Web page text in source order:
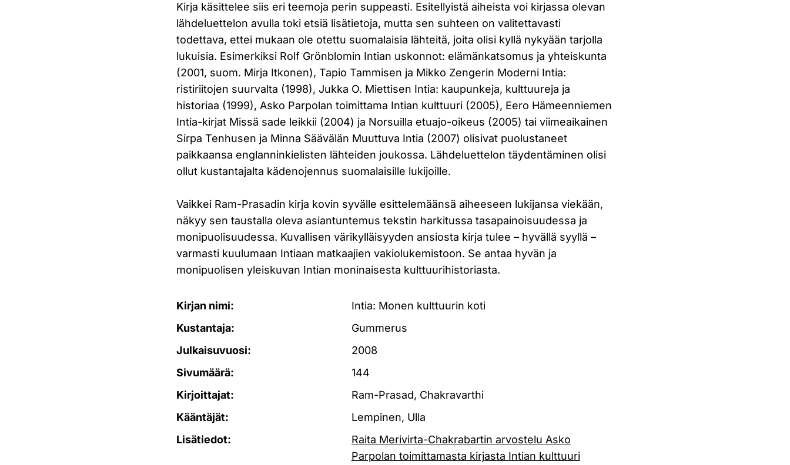
Kirja käsittelee siis eri teemoja perin suppeasti. Esitellyistä aiheista voi kirjassa olevan
lähdeluettelon avulla toki etsiä lisätietoja, mutta sen suhteen on valitettavasti
todettava, ettei mukaan ole otettu suomalaisia lähteitä, joita olisi kyllä nykyään tarjolla
lukuisia. Esimerkiksi Rolf Grönblomin Intian uskonnot: elämänkatsomus ja yhteiskunta
(2001, suom. Mirja Itkonen), Tapio Tammisen ja Mikko Zengerin Moderni Intia:
ristiriitojen suurvalta (1998), Jukka O. Miettisen Intia: kaupunkeja, kulttuureja ja
historiaa (1999), Asko Parpolan toimittama Intian kulttuuri (2005), Eero Hämeenniemen
Intia-kirjat Missä sade leikkii (2004) ja Norsuilla etuajo-oikeus (2005) tai viimeaikainen
Sirpa Tenhusen ja Minna Säävälän Muuttuva Intia (2007) olisivat puolustaneet
paikkaansa englanninkielisten lähteiden joukossa. Lähdeluettelon täydentäminen olisi
ollut kustantajalta kädenojennus suomalaisille lukijoille.
Vaikkei Ram-Prasadin kirja kovin syvälle esittelemäänsä aiheeseen lukijansa viekään,
näkyy sen taustalla oleva asiantuntemus tekstin harkitussa tasapainoisuudessa ja
monipuolisuudessa. Kuvallisen värikylläisyyden ansiosta kirja tulee – hyvällä syyllä –
varmasti kuulumaan Intiaan matkaajien vakiolukemistoon. Se antaa hyvän ja
monipuolisen yleiskuvan Intian moninaisesta kulttuurihistoriasta.
Kirjan nimi:
Intia: Monen kulttuurin koti
Kustantaja:
Gummerus
Julkaisuvuosi:
2008
Sivumäärä:
144
Kirjoittajat:
Ram-Prasad, Chakravarthi
Kääntäjät:
Lempinen, Ulla
Lisätiedot:
Raita Merivirta-Chakrabartin arvostelu Asko
Parpolan toimittamasta kirjasta Intian kulttuuri